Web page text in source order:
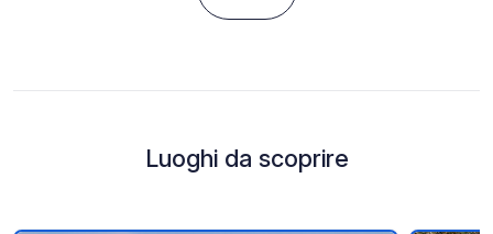
Luoghi da scoprire